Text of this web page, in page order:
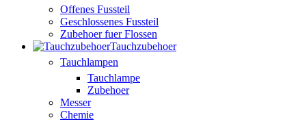
Offenes Fussteil
Geschlossenes Fussteil
Zubehoer fuer Flossen
Tauchzubehoer
Tauchlampen
Tauchlampe
Zubehoer
Messer
Chemie